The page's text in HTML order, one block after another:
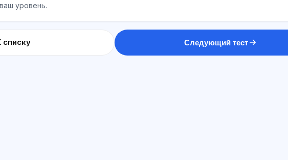
уровень.
списку Следующий тест